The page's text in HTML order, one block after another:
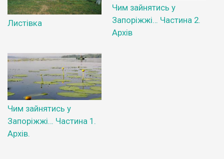
Листівка
Чим зайнятись у
Запоріжжі… Частина 2.
Архів
Чим зайнятись у
Запоріжжі… Частина 1.
Архів.